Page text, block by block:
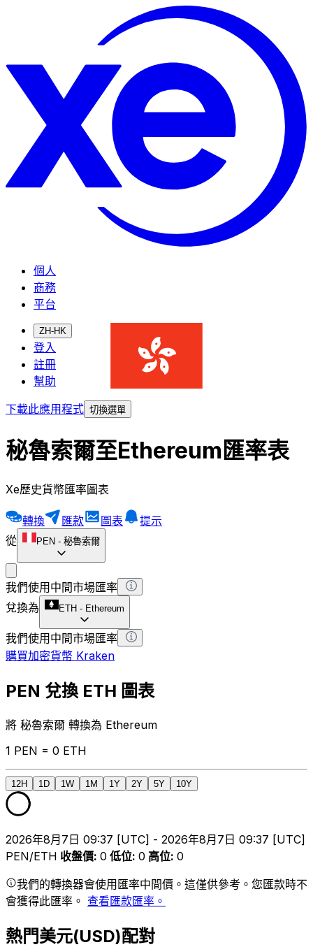
個人
商務
平台
ZH-HK
登入
註冊
幫助
下載此應用程式 切換選單
秘魯索爾至Ethereum匯率表
Xe歷史貨幣匯率圖表
轉換 匯款 圖表
提示
從
PEN - 秘魯索爾
我們使用中間市場匯率
兌換為
ETH - Ethereum
我們使用中間市場匯率
購買加密貨幣 Kraken
PEN 兌換 ETH 圖表
將 秘魯索爾 轉換為 Ethereum
1 PEN = 0 ETH
12H 1D 1W 1M 1Y 2Y 5Y 10Y
2026年8月7日 09:37 [UTC] - 2026年8月7日 09:37 [UTC]
PEN/ETH 收盤價: 0 低位: 0 高位: 0
我們的轉換器會使用匯率中間價。這僅供參考。您匯款時不
會獲得此匯率。 查看匯款匯率。
熱門美元(USD)配對